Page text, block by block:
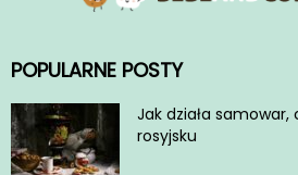
POPULARNE POSTY
Jak działa
rosyjsku